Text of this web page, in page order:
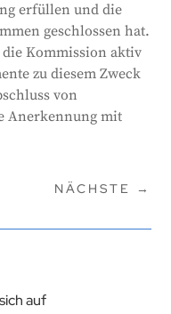
erfüllen und die
geschlossen hat.
Kommission aktiv
zu diesem Zweck
von
Anerkennung mit
NÄCHSTE →
auf